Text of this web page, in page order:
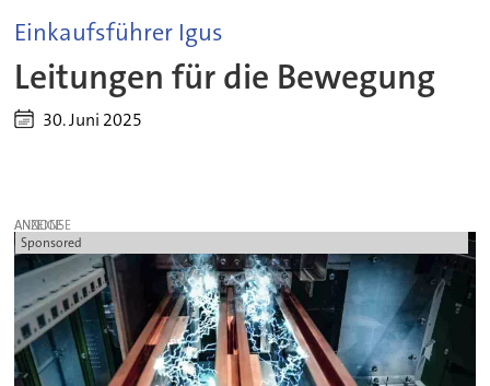
Einkaufsführer Igus
Leitungen für die Bewegung
30. Juni 2025
ANZEIGE
Sponsored